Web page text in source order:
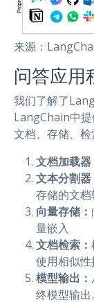
来源：
问答应用
我们了解了
LangChain中
文档、存储、检
文档加载器
文本分割器
存储的文档
向量存储：
量嵌入
文档检索：
使用相似性
模型输出：
终模型输出。